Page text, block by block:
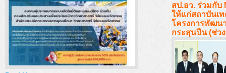
สป.อว. ร่วมกับ
ให้แก่สถาบันเ
โครงการพัฒน
กระสุนปืน (ช่ว